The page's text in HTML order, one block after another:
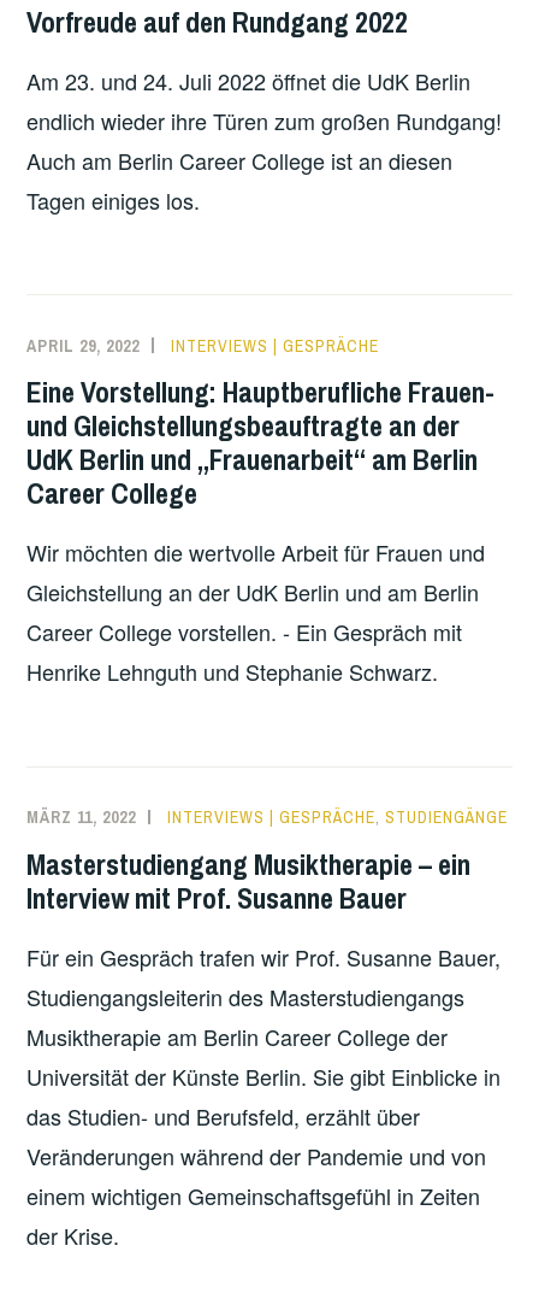
Vorfreude auf den Rundgang 2022
Am 23. und 24. Juli 2022 öffnet die UdK Berlin
endlich wieder ihre Türen zum großen Rundgang!
Auch am Berlin Career College ist an diesen
Tagen einiges los.
APRIL 29, 2022 INTERVIEWS | GESPRÄCHE
Eine Vorstellung: Hauptberufliche Frauen-
und Gleichstellungsbeauftragte an der
UdK Berlin und „Frauenarbeit“ am Berlin
Career College
Wir möchten die wertvolle Arbeit für Frauen und
Gleichstellung an der UdK Berlin und am Berlin
Career College vorstellen. - Ein Gespräch mit
Henrike Lehnguth und Stephanie Schwarz.
MÄRZ 11, 2022 INTERVIEWS | GESPRÄCHE,STUDIENGÄNGE
Masterstudiengang Musiktherapie – ein
Interview mit Prof. Susanne Bauer
Für ein Gespräch trafen wir Prof. Susanne Bauer,
Studiengangsleiterin des Masterstudiengangs
Musiktherapie am Berlin Career College der
Universität der Künste Berlin. Sie gibt Einblicke in
das Studien- und Berufsfeld, erzählt über
Veränderungen während der Pandemie und von
einem wichtigen Gemeinschaftsgefühl in Zeiten
der Krise.